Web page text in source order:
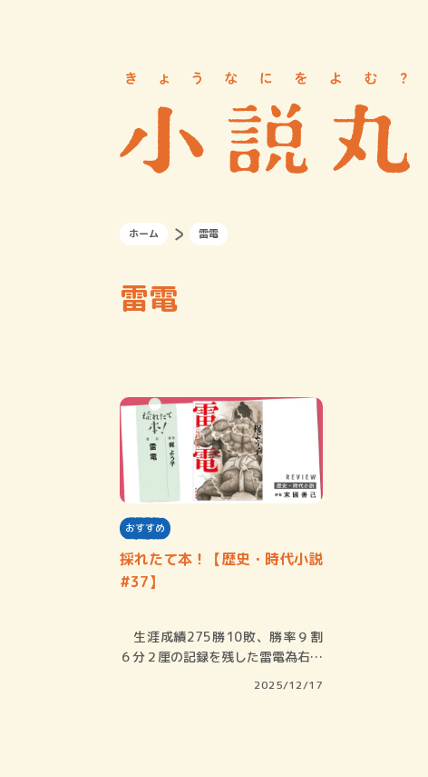
ホーム 雷電
雷電
おすすめ
採れたて本！【歴史・時代小説
#37】
生涯成績275勝10敗、勝率９割
６分２厘の記録を残した雷電為右衛
2025/12/17